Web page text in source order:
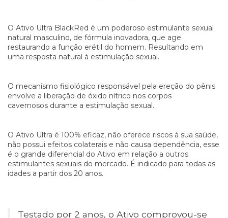
O Ativo Ultra BlackRed é um poderoso estimulante sexual
natural masculino, de fórmula inovadora, que age
restaurando a função erétil do homem. Resultando em
uma resposta natural à estimulação sexual.
O mecanismo fisiológico responsável pela ereção do pênis
envolve a liberação de óxido nítrico nos corpos
cavernosos durante a estimulação sexual.
O Ativo Ultra é 100% eficaz, não oferece riscos à sua saúde,
não possui efeitos colaterais e não causa dependência, esse
é o grande diferencial do Ativo em relação a outros
estimulantes sexuais do mercado. É indicado para todas as
idades a partir dos 20 anos.
Testado por 2 anos, o Ativo comprovou-se